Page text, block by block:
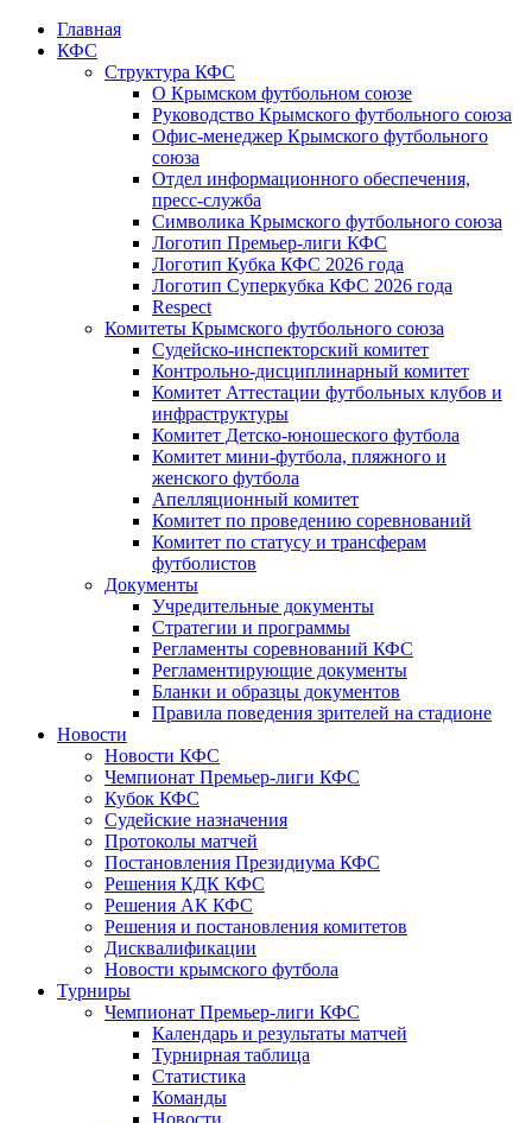
Главная
КФС
Структура КФС
О Крымском футбольном союзе
Руководство Крымского футбольного союза
Офис-менеджер Крымского футбольного
союза
Отдел информационного обеспечения,
пресс-служба
Символика Крымского футбольного союза
Логотип Премьер-лиги КФС
Логотип Кубка КФС 2026 года
Логотип Суперкубка КФС 2026 года
Respect
Комитеты Крымского футбольного союза
Судейско-инспекторский комитет
Контрольно-дисциплинарный комитет
Комитет Аттестации футбольных клубов и
инфраструктуры
Комитет Детско-юношеского футбола
Комитет мини-футбола, пляжного и
женского футбола
Апелляционный комитет
Комитет по проведению соревнований
Комитет по статусу и трансферам
футболистов
Документы
Учредительные документы
Стратегии и программы
Регламенты соревнований КФС
Регламентирующие документы
Бланки и образцы документов
Правила поведения зрителей на стадионе
Новости
Новости КФС
Чемпионат Премьер-лиги КФС
Кубок КФС
Судейские назначения
Протоколы матчей
Постановления Президиума КФС
Решения КДК КФС
Решения АК КФС
Решения и постановления комитетов
Дисквалификации
Новости крымского футбола
Турниры
Чемпионат Премьер-лиги КФС
Календарь и результаты матчей
Турнирная таблица
Статистика
Команды
Новости